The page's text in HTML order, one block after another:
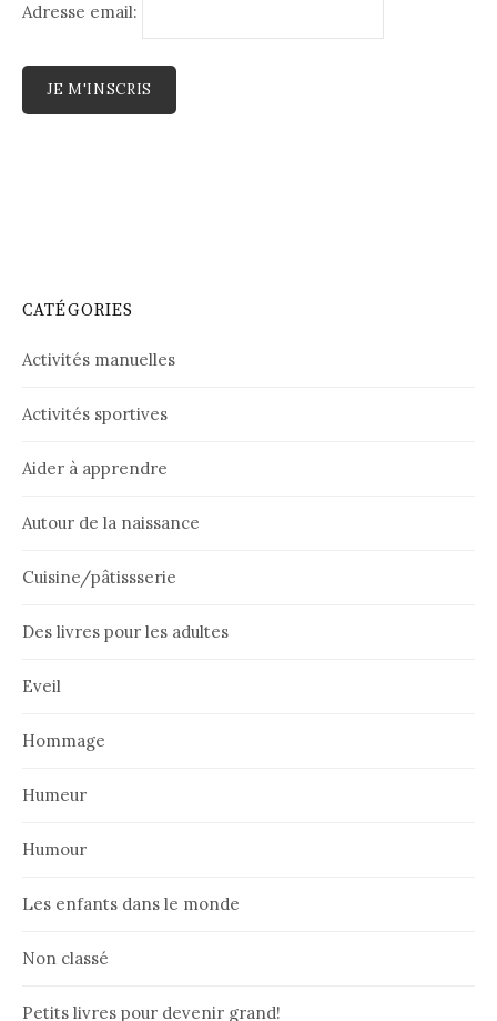
Adresse email:
CATÉGORIES
Activités manuelles
Activités sportives
Aider à apprendre
Autour de la naissance
Cuisine/pâtissserie
Des livres pour les adultes
Eveil
Hommage
Humeur
Humour
Les enfants dans le monde
Non classé
Petits livres pour devenir grand!